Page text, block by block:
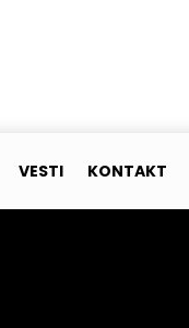
VESTI KONTAKT